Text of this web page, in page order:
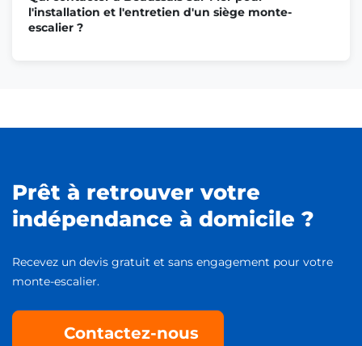
l'installation et l'entretien d'un siège monte-
escalier ?
Prêt à retrouver votre
indépendance à domicile ?
Recevez un devis gratuit et sans engagement pour votre
monte-escalier.
Contactez-nous